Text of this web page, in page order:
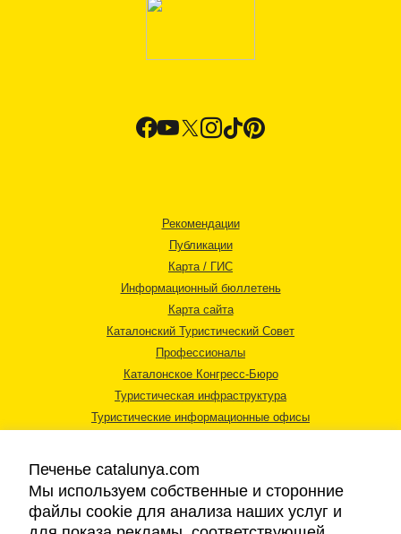
Рекомендации
Публикации
Карта / ГИС
Информационный бюллетень
Карта сайта
Каталонский Туристический Совет
Профессионалы
Каталонское Конгресс-Бюро
Туристическая инфраструктура
Туристические информационные офисы
Печенье catalunya.com
Мы используем собственные и сторонние
файлы cookie для анализа наших услуг и